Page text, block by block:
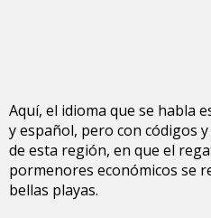
Aquí, el idioma que se habla
y español, pero con códigos
de esta región, en que el
pormenores económicos se
bellas playas.